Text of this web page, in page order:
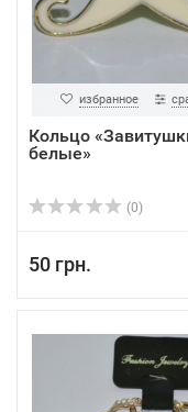
избранное
Кольцо
белые»
(0)
50 грн.